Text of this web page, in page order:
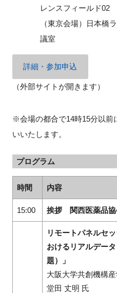
レンスフィールド02
（東京会場）日本橋
議室
詳細・参加申込
（外部サイトが開きます）
※会場の都合で14時15分以前
いいたします。
プログラム
時間 内容
15:00 挨拶 関西医薬品協
リモートパネルセ
おけるリアルデー
題）
」
大阪大学共創機構
堂田 丈明 氏